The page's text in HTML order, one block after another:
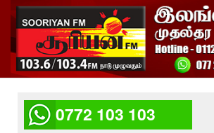
0772 103 103